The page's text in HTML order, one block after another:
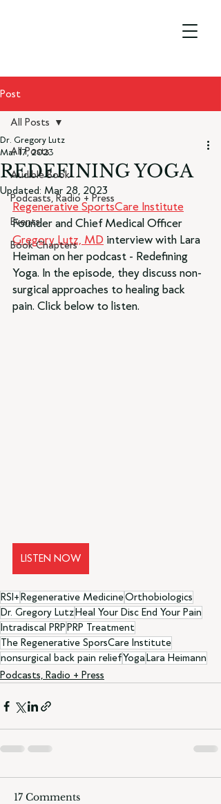
Post
All Posts
Audible Book
Podcasts, Radio + Press
Events
Book Chapters
All Posts
REDEFINING YOGA
Dr. Gregory Lutz
Mar 17, 2023
Updated: Mar 28, 2023
Regenerative SportsCare Institute
Founder and Chief Medical Officer
Gregory Lutz, MD interview with Lara
Heiman on her podcast - Redefining
Yoga. In the episode, they discuss non-
surgical approaches to healing back
pain. Click below to listen.
LISTEN NOW
RSI+Regenerative MedicineOrthobiologics
Dr. Gregory LutzHeal Your Disc End Your Pain
Intradiscal PRPPRP Treatment
The Regenerative SporsCare Institute
nonsurgical back pain reliefYogaLara Heimann
Podcasts, Radio + Press
17 Comments